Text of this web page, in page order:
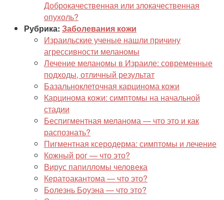
Доброкачественная или злокачественная
опухоль?
Рубрика: Заболевания кожи
Израильские ученые нашли причину
агрессивности меланомы
Лечение меланомы в Израиле: современные
подходы, отличный результат
Базальноклеточная карцинома кожи
Карцинома кожи: симптомы на начальной
стадии
Беспигментная меланома — что это и как
распознать?
Пигментная ксеродерма: симптомы и лечение
Кожный рог — что это?
Вирус папилломы человека
Кератоакантома — что это?
Болезнь Боуэна — что это?